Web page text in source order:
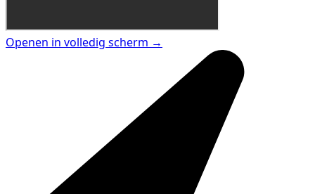
Openen in volledig scherm →